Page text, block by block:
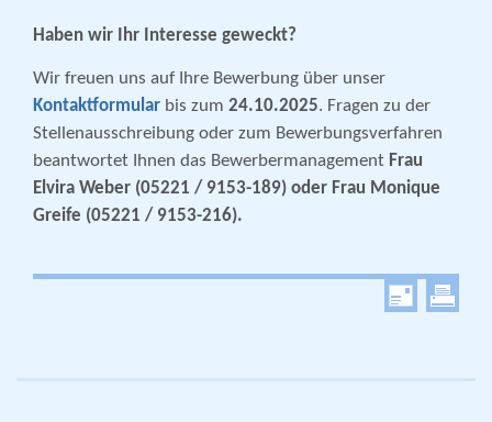
Haben wir Ihr Interesse geweckt?
Wir freuen uns auf Ihre Bewerbung über unser
Kontaktformular bis zum 24.10.2025. Fragen zu der
Stellenausschreibung oder zum Bewerbungsverfahren
beantwortet Ihnen das Bewerbermanagement Frau
Elvira Weber (05221 / 9153-189) oder Frau Monique
Greife (05221 / 9153-216).